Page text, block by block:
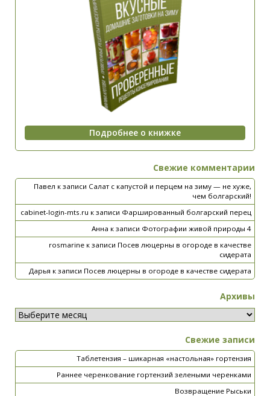
Свежие комментарии
Павел к записи Салат с капустой и перцем на зиму — не хуже,
чем болгарский!
cabinet-login-mts.ru к записи Фаршированный болгарский перец
Анна к записи Фотографии живой природы 4
rosmarine к записи Посев люцерны в огороде в качестве
сидерата
Дарья к записи Посев люцерны в огороде в качестве сидерата
Архивы
Свежие записи
Таблетензия – шикарная «настольная» гортензия
Раннее черенкование гортензий зелеными черенками
Возвращение Рыськи